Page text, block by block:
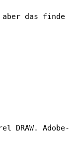
aber das finde
DRAW. Adobe-